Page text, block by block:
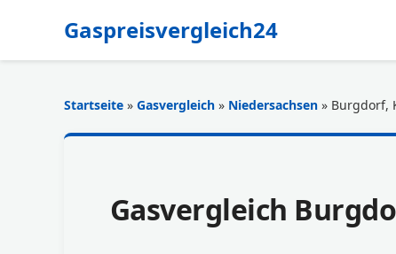
Gaspreisvergleich24
Startseite » Gasvergleich » Niedersachsen » Burgdorf,
Gasvergleich